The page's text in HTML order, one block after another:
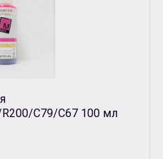
C79/C67 100 мл